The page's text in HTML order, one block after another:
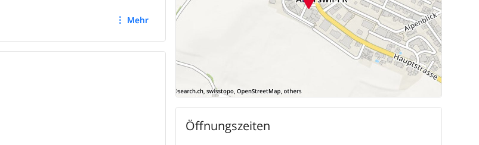
Mehr
Öffnungszeiten